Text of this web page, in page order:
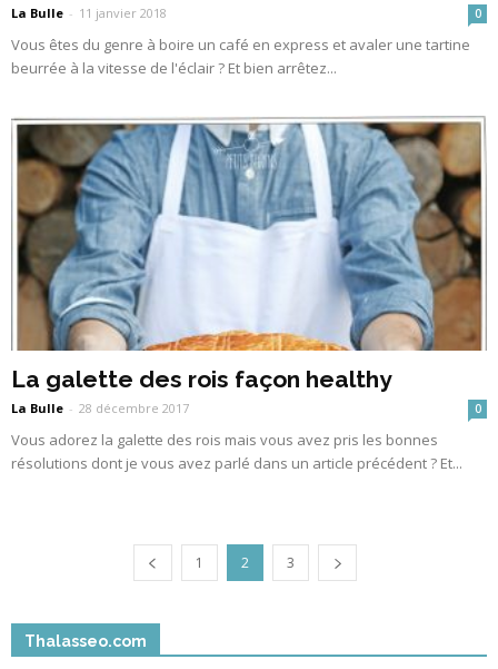
La Bulle - 11 janvier 2018 0
Vous êtes du genre à boire un café en express et avaler une tartine
beurrée à la vitesse de l'éclair ? Et bien arrêtez...
La galette des rois façon healthy
La Bulle - 28 décembre 2017 0
Vous adorez la galette des rois mais vous avez pris les bonnes
résolutions dont je vous avez parlé dans un article précédent ? Et...
1 2 3
Thalasseo.com